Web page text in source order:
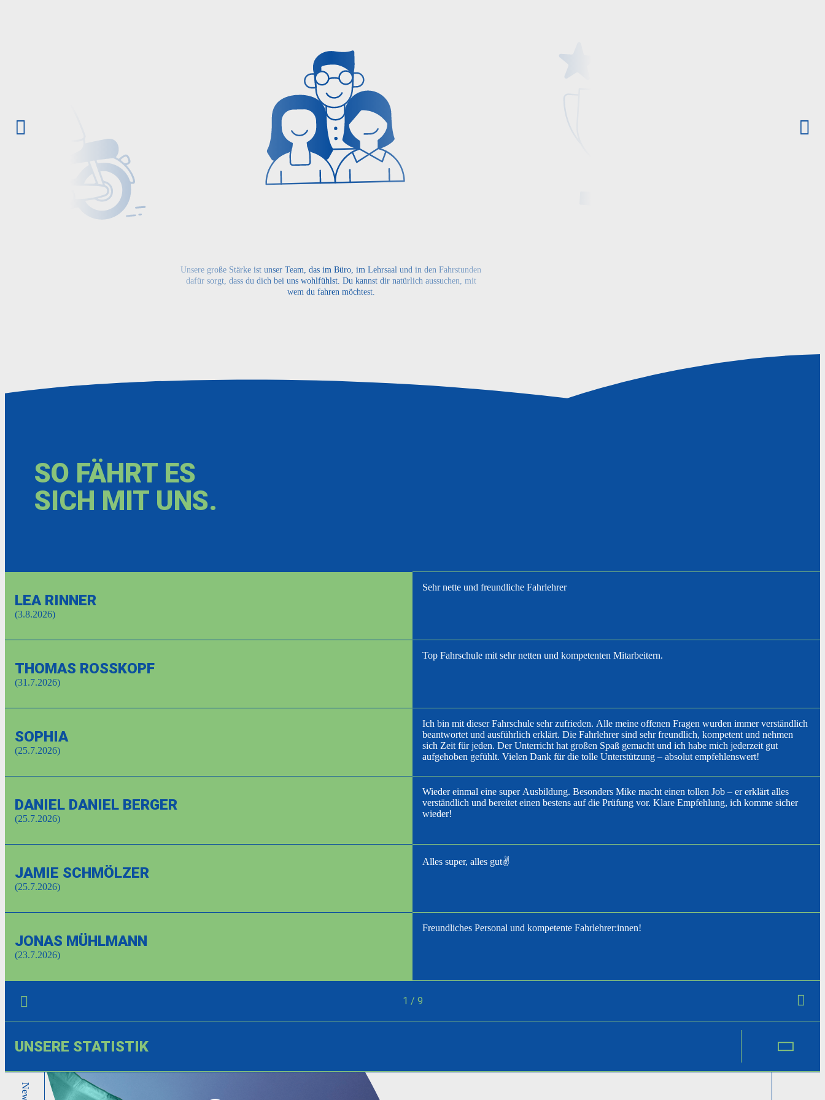
Unsere große Stärke ist unser Team, das im Büro, im Lehrsaal und in den Fahrstunden
dafür sorgt, dass du dich bei uns wohlfühlst. Du kannst dir natürlich aussuchen, mit
wem du fahren möchtest.
SO FÄHRT ES
SICH MIT UNS.
LEA RINNER
(3.8.2026)
Sehr nette und freundliche Fahrlehrer
THOMAS ROSSKOPF
(31.7.2026)
Top Fahrschule mit sehr netten und kompetenten Mitarbeitern.
SOPHIA
(25.7.2026)
Ich bin mit dieser Fahrschule sehr zufrieden. Alle meine offenen Fragen wurden immer verständlich
beantwortet und ausführlich erklärt. Die Fahrlehrer sind sehr freundlich, kompetent und nehmen
sich Zeit für jeden. Der Unterricht hat großen Spaß gemacht und ich habe mich jederzeit gut
aufgehoben gefühlt. Vielen Dank für die tolle Unterstützung – absolut empfehlenswert!
DANIEL DANIEL BERGER
(25.7.2026)
Wieder einmal eine super Ausbildung. Besonders Mike macht einen tollen Job – er erklärt alles
verständlich und bereitet einen bestens auf die Prüfung vor. Klare Empfehlung, ich komme sicher
wieder!
JAMIE SCHMÖLZER
(25.7.2026)
Alles super, alles gut✌️
JONAS MÜHLMANN
(23.7.2026)
Freundliches Personal und kompetente Fahrlehrer:innen!
1 / 9
UNSERE STATISTIK
News
News
News